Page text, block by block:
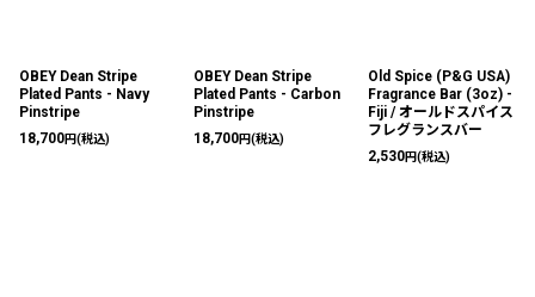
OBEY Dean Stripe
Plated Pants - Navy
Pinstripe
18,700円(税込)
OBEY Dean Stripe
Plated Pants - Carbon
Pinstripe
18,700円(税込)
Old Spice (P&G USA)
Fragrance Bar (3oz) -
Fiji / オールドスパイス
フレグランスバー
2,530円(税込)